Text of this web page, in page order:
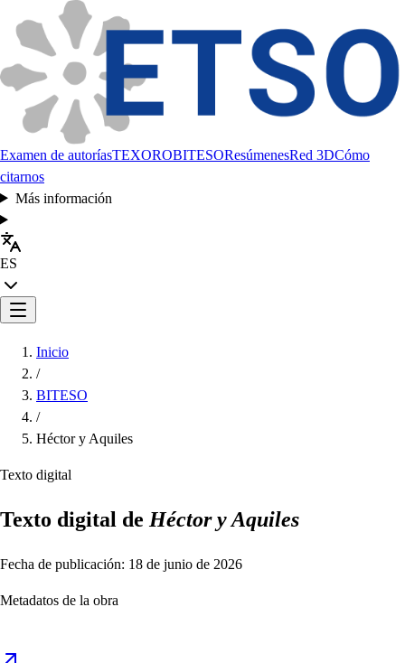
Examen de autoríasTEXOROBITESOResúmenesRed 3DCómo
citarnos
Más información
ES
Inicio
/
BITESO
/
Héctor y Aquiles
Texto digital
Texto digital de Héctor y Aquiles
Fecha de publicación: 18 de junio de 2026
Metadatos de la obra